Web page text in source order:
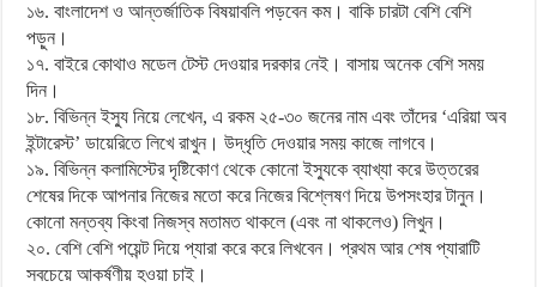
১৬. বাংলাদেশ ও আন্তর্জাতিক বিষয়াবলি পড়বেন কম। বাকি চারটা বেশি বেশি
পড়ুন।
১৭. বাইরে কোথাও মডেল টেস্ট দেওয়ার দরকার নেই। বাসায় অনেক বেশি সময়
দিন।
১৮. বিভিন্ন ইস্যু নিয়ে লেখেন, এ রকম ২৫-৩০ জনের নাম এবং তাঁদের ‘এরিয়া অব
ইন্টারেস্ট’ ডায়েরিতে লিখে রাখুন। উদ্ধৃতি দেওয়ার সময় কাজে লাগবে।
১৯. বিভিন্ন কলামিস্টের দৃষ্টিকোণ থেকে কোনো ইস্যুকে ব্যাখ্যা করে উত্তরের
শেষের দিকে আপনার নিজের মতো করে নিজের বিশ্লেষণ দিয়ে উপসংহার টানুন।
কোনো মন্তব্য কিংবা নিজস্ব মতামত থাকলে (এবং না থাকলেও) লিখুন।
২০. বেশি বেশি পয়েন্ট দিয়ে প্যারা করে করে লিখবেন। প্রথম আর শেষ প্যারাটি
সবচেয়ে আকর্ষণীয় হওয়া চাই।